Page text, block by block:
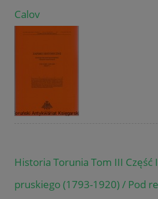
Calov
Historia Torunia Tom III Część
pruskiego (1793-1920) / Pod